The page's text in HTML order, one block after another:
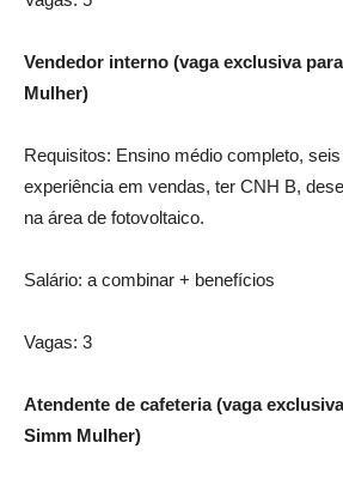
Vendedor interno (vaga exclusiva
Mulher)
Requisitos: Ensino médio completo,
experiência em vendas, ter CNH B,
na área de fotovoltaico.
Salário: a combinar + benefícios
Vagas: 3
Atendente de cafeteria (vaga
Simm Mulher)